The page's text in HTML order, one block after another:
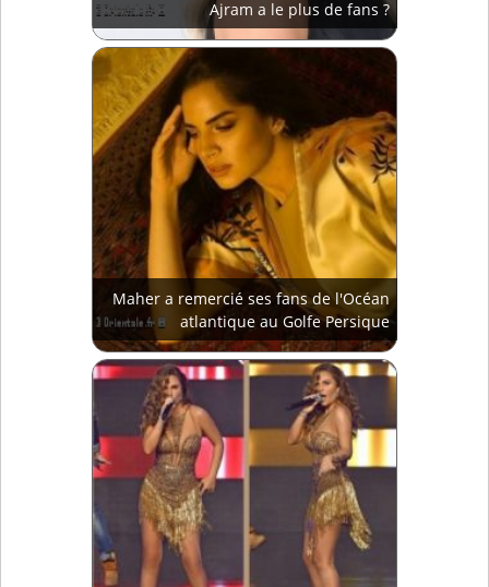
Ajram a le plus de fans ?
Maher a remercié ses fans de l'Océan
atlantique au Golfe Persique